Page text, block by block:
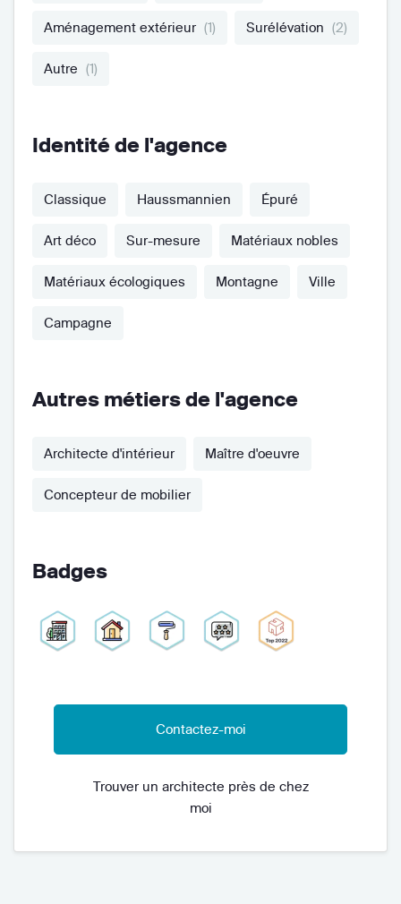
Aménagement extérieur (1) Surélévation (2)
Autre (1)
Identité de l'agence
Classique Haussmannien Épuré
Art déco Sur-mesure Matériaux nobles
Matériaux écologiques Montagne Ville
Campagne
Autres métiers de l'agence
Architecte d'intérieur Maître d'oeuvre
Concepteur de mobilier
Badges
Contactez-moi
Trouver un architecte près de chez
moi